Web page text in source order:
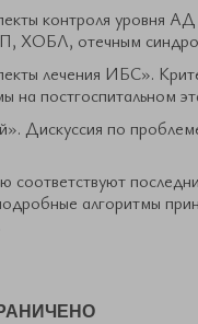
контроля уровня
ХОБЛ, отечным
лечения ИБС».
на постгоспитальном
Дискуссия по
соответствуют
алгоритмы